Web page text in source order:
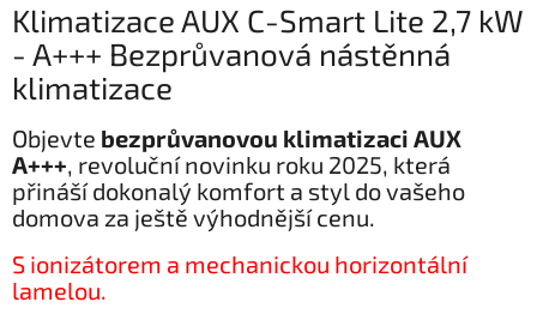
Klimatizace AUX C-Smart Lite 2,7 kW
- A+++ Bezprůvanová nástěnná
klimatizace
Objevte bezprůvanovou klimatizaci AUX
A+++, revoluční novinku roku 2025, která
přináší dokonalý komfort a styl do vašeho
domova za ještě výhodnější cenu.
S ionizátorem a mechanickou horizontální
lamelou.